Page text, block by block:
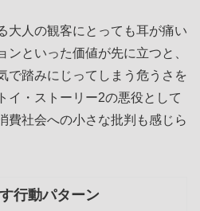
大人の観客にとっても耳が痛い
といった価値が先に立つと、
で踏みにじってしまう危うさを
イ・ストーリー2の悪役として
費社会への小さな批判も感じら
行動パターン